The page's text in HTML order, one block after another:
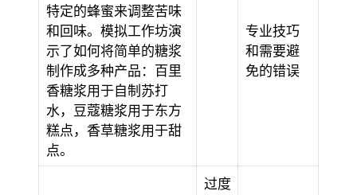
特定的蜂蜜来调整苦味
和回味。模拟工作坊演
示了如何将简单的糖浆
制作成多种产品：百里
香糖浆用于自制苏打
水，豆蔻糖浆用于东方
糕点，香草糖浆用于甜
点。
专业技巧
和需要避
免的错误
过度